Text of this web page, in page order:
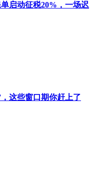
启动征税20%，一场迟
这些窗口期你赶上了